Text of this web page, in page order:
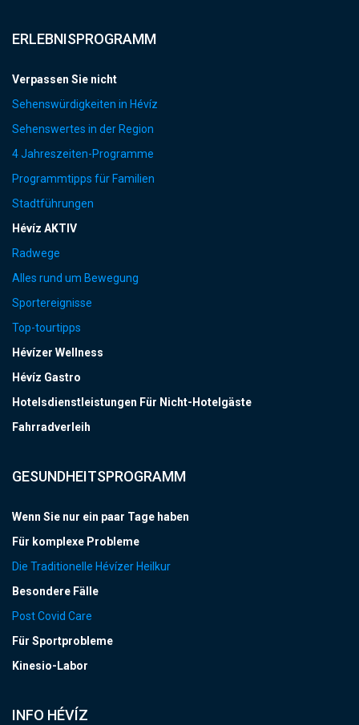
ERLEBNISPROGRAMM
Verpassen Sie nicht
Sehenswürdigkeiten in Hévíz
Sehenswertes in der Region
4 Jahreszeiten-Programme
Programmtipps für Familien
Stadtführungen
Hévíz AKTIV
Radwege
Alles rund um Bewegung
Sportereignisse
Top-tourtipps
Hévízer Wellness
Hévíz Gastro
Hotelsdienstleistungen Für Nicht-Hotelgäste
Fahrradverleih
GESUNDHEITSPROGRAMM
Wenn Sie nur ein paar Tage haben
Für komplexe Probleme
Die Traditionelle Hévízer Heilkur
Besondere Fälle
Post Covid Care
Für Sportprobleme
Kinesio-Labor
INFO HÉVÍZ